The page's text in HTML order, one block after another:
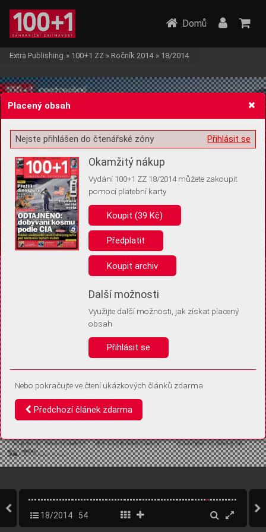
Žádost o souhlas s ukládáním volitelných informací
Pro základní fungování webu nepotřebujeme ukládat žádné informace
(tzv. cookies apod.). Rádi bychom vás ale požádali o souhlas s
uložením volitelných informací:
Anonymní unikátní ID
Díky němu příště poznáme, že se jedná o stejné zařízení, a
Identifikátor je zcela anonymní.
Vaše souhlasy a odmítnutí si ukládáme do vašeho zařízení, abychom se
vás už příště znovu neptali. Můžete je kdykoli později upravit ve Správě
Domů
Extra Publishing » 100+1 ZZ » Ročník 2014 » 18/2014
18/2014 54
Placený obsah
Přihlásit se
Nejste přihlášen do čtenářské zóny
Okamžitý nákup
Vydání 100+1 ZZ 18/2014 můžete zakoupit
pomocí platební karty
Koupit (39 Kč)
Předplatit
Koupit archiv
Další možnosti
Využijte další možnosti, jak získat placený
obsah
Přihlásit se
Nebo pokračujte ve čtení ukázkových článků zdarma
Předchozí článek zdarma